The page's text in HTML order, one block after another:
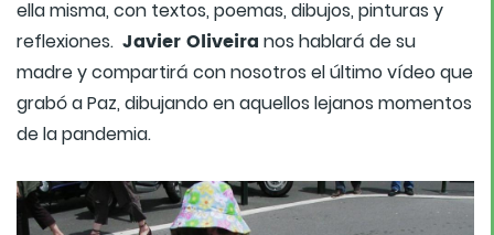
ella misma, con textos, poemas, dibujos, pinturas y
reflexiones. Javier Oliveira nos hablará de su
madre y compartirá con nosotros el último vídeo que
grabó a Paz, dibujando en aquellos lejanos momentos
de la pandemia.